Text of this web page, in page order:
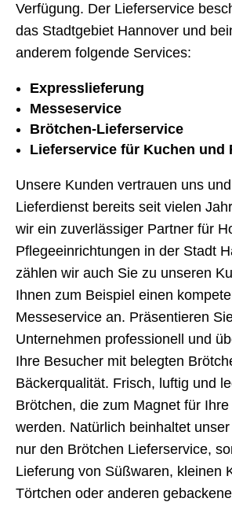
Verfügung. Der Lieferservice
das Stadtgebiet Hannover und
anderem folgende Services:
Expresslieferung
Messeservice
Brötchen-Lieferservice
Lieferservice für Kuchen und
Unsere Kunden vertrauen uns
Lieferdienst bereits seit vielen
wir ein zuverlässiger Partner für
Pflegeeinrichtungen in der Stadt
zählen wir auch Sie zu unseren
Ihnen zum Beispiel einen
Messeservice an. Präsentieren
Unternehmen professionell und
Ihre Besucher mit belegten
Bäckerqualität. Frisch, luftig und
Brötchen, die zum Magnet für
werden. Natürlich beinhaltet
nur den Brötchen Lieferservice,
Lieferung von Süßwaren, kleinen
Törtchen oder anderen